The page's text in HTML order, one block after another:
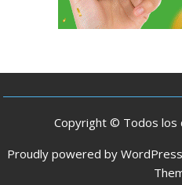
Copyright © Todos los
Proudly powered by WordPress